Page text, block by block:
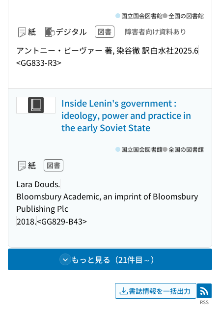
紙 デジタル 図書 障害者向け資料あり
アントニー・ビーヴァー 著, 染谷徹 訳白水社2025.6
<GG833-R3>
国立国会図書館 全国の図書館
Inside Lenin's government :
ideology, power and practice in
the early Soviet State
紙 図書
Lara Douds.
Bloomsbury Academic, an imprint of Bloomsbury
Publishing Plc
2018.<GG829-B43>
国立国会図書館 全国の図書館
もっと見る（21件目～）
書誌情報を一括出力 RSS
RSS